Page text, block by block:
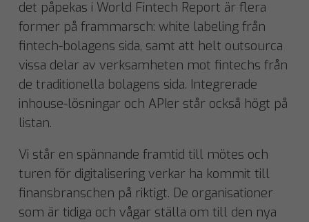
det påpekas i World Fintech Report är flera
former på frammarsch: white labeling från
fintech-bolagens sida, samt att helt outsourca
vissa delar av verksamheten mot fintechs från
de traditionella bolagens sida. Integrerade
inhouse-lösningar och APIer står också högt på
listan.
Vi står en spännande framtid till mötes och
turen för digitalisering verkar ha kommit till
finansbranschen på riktigt. De organisationer
som är tidiga och vågar ställa om till den nya